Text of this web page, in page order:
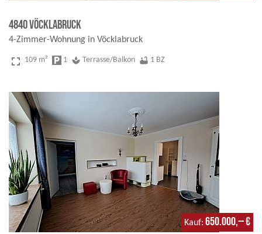
4840 Vöcklabruck
4-Zimmer-Wohnung in Vöcklabruck
fullscreen 109 m² local_parking 1 spa Terrasse/Balkon bathtub 1 BZ
Kauf 650.000,-- €